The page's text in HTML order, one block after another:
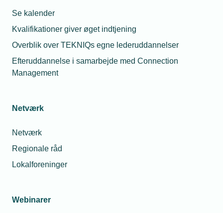
Se kalender
Kvalifikationer giver øget indtjening
Overblik over TEKNIQs egne lederuddannelser
Efteruddannelse i samarbejde med Connection
Management
Netværk
Netværk
Regionale råd
Lokalforeninger
Webinarer